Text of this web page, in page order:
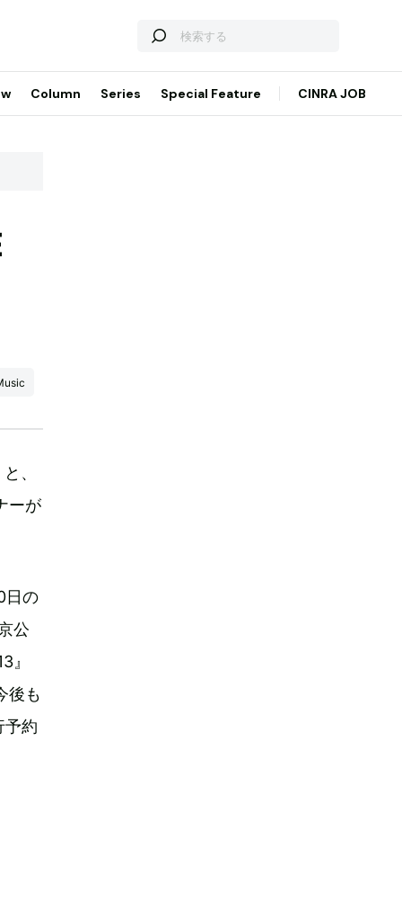
Column Series Special Feature CINRA JOB
、
ーが
日の
公
』
後も
予約